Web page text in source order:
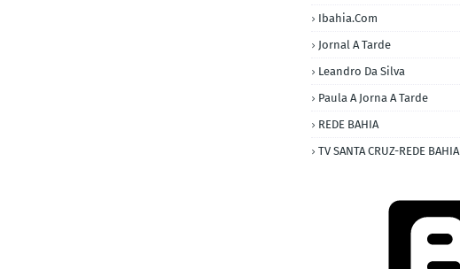
Ibahia.com
Jornal A Tarde
Leandro Da Silva
Paula A Jorna A Tarde
REDE BAHIA
TV SANTA CRUZ-REDE BAHIA